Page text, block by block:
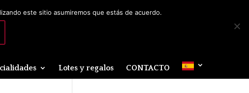
Mi cuenta 0 elementos
Lotes y regalos CONTACTO
este sitio asumiremos que estás de acuerdo.